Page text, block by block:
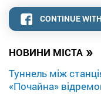
НОВИНИ МІСТА »
Туннель між
«Почайна»
CONTINUE